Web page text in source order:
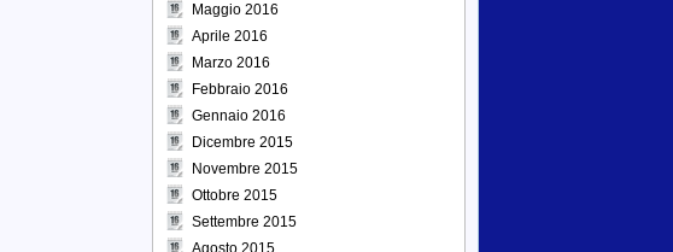
Maggio 2016
Aprile 2016
Marzo 2016
Febbraio 2016
Gennaio 2016
Dicembre 2015
Novembre 2015
Ottobre 2015
Settembre 2015
Agosto 2015